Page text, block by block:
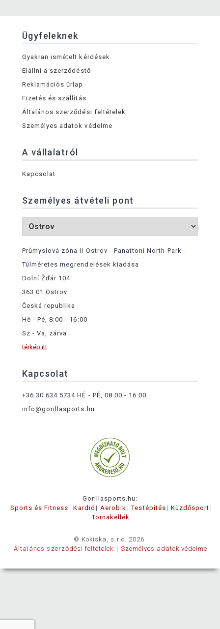
Ügyfeleknek
Gyakran ismételt kérdések
Elállni a szerződéstő
Reklamációs űrlap
Fizetés és szállítás
Általános szerződési feltételek
Személyes adatok védelme
A vállalatról
Kapcsolat
Személyes átvételi pont
Průmyslová zóna II Ostrov - Panattoni North Park -
Túlméretes megrendelések kiadása
Dolní Žďár 104
363 01 Ostrov
Česká republika
Hé - Pé, 8:00 - 16:00
Sz - Va, zárva
térkép itt
Kapcsolat
+36 30 634 5734 HÉ - PÉ, 08:00 - 16:00
info@gorillasports.hu
Gorillasports.hu:
Sports és Fitness
Kardió Aerobik Testépítés
Küzdősport
Tornakellék
© Kokiska, s.r.o. 2026.
Általános szerződési feltételek
Személyes adatok védelme